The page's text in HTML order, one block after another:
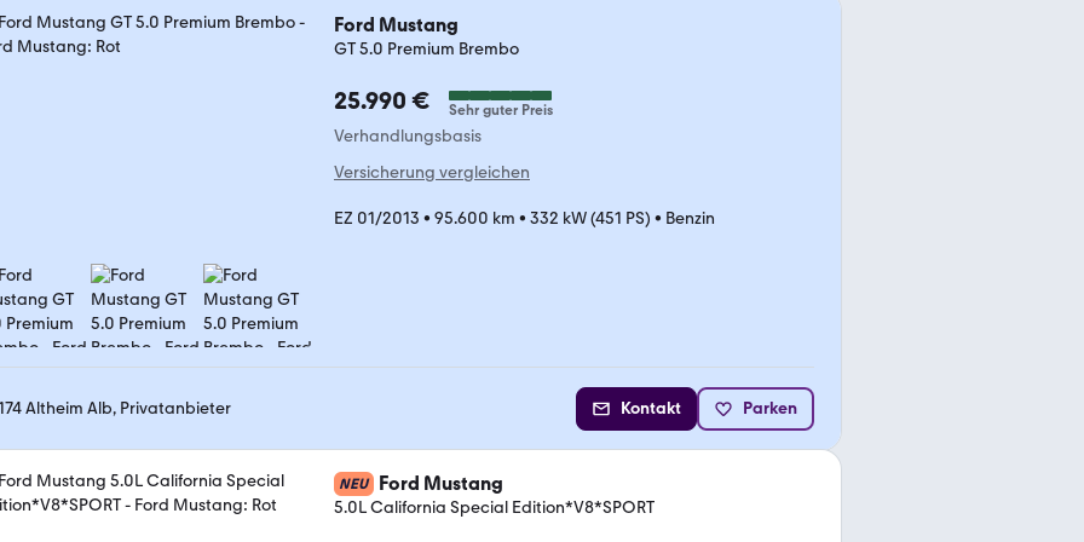
Ford Mustang
GT 5.0 Premium Brembo
25.990 € Sehr guter Preis
Verhandlungsbasis
Versicherung vergleichen
EZ 01/2013 • 95.600 km • 332 kW (451 PS) • Benzin
Altheim Alb, Privatanbieter Kontakt Parken
NEU Ford Mustang
5.0L California Special Edition*V8*SPORT